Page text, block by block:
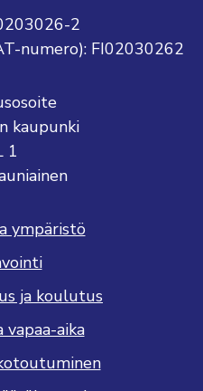
2
numero): FI02030262
kaupunki
1
ympäristö
ja koulutus
aika